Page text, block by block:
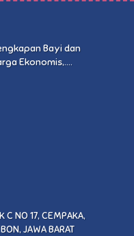
Bayi dan
Ekonomis,....
C NO 17, CEMPAKA,
JAWA BARAT